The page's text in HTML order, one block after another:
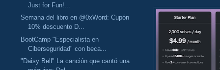
Just for Fun!...
Semana del libro en @0xWord: Cupón
10% descuento D...
BootCamp "Especialista en
Ciberseguridad" con beca...
"Daisy Bell" La canción que cantó una